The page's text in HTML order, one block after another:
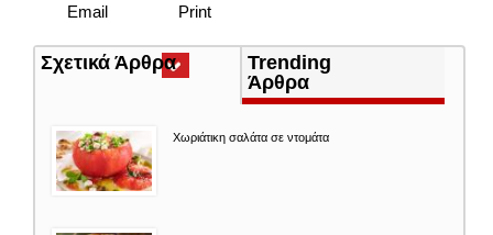
Print
Email
Σχετικά Άρθρα(ενεργή
καρτέλα)
Trending
Άρθρα
Χωριάτικη σαλάτα σε ντομάτα